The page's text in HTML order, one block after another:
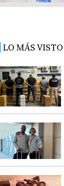
LO MÁS VISTO